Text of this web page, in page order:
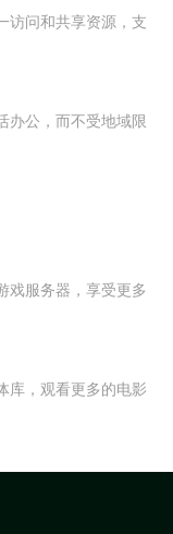
访问和共享资源，支
办公，而不受地域限
戏服务器，享受更多
库，观看更多的电影